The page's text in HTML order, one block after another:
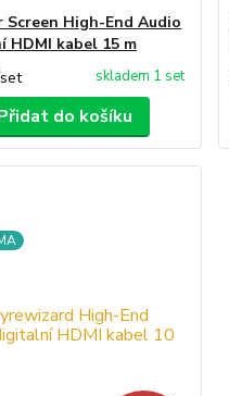
High-End Audio
kabel 15 m
set skladem 1 set
do košíku